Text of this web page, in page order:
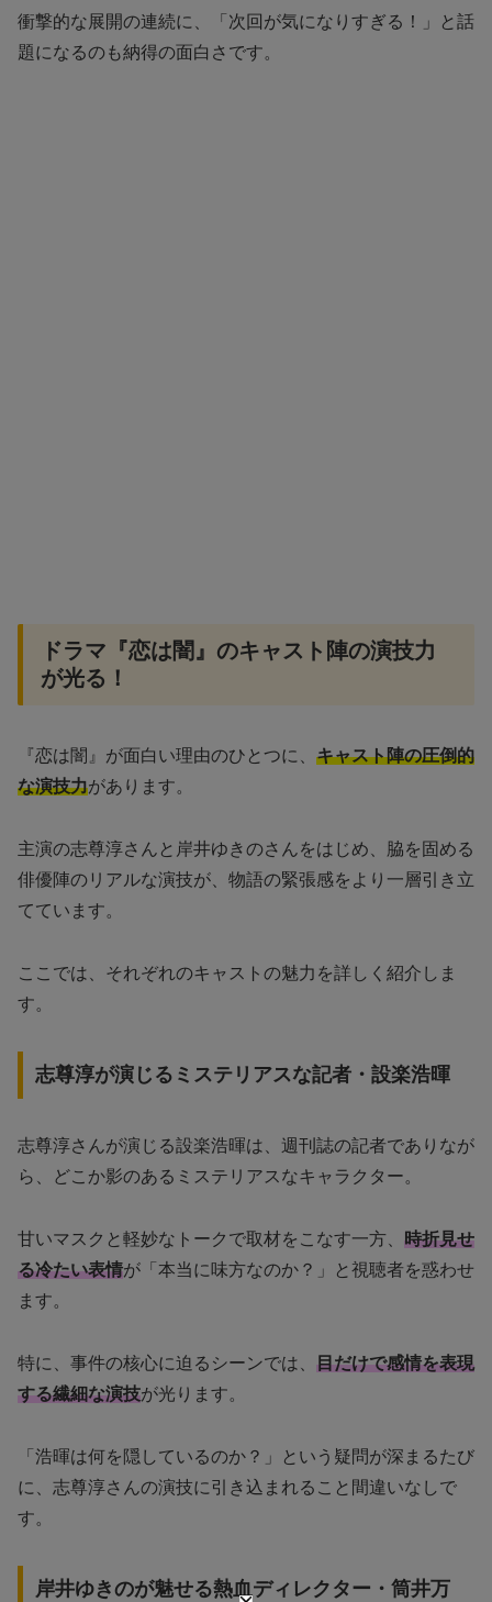
衝撃的な展開の連続に、「次回が気になりすぎる！」と話
題になるのも納得の面白さです。
ドラマ『恋は闇』のキャスト陣の演技力
が光る！
『恋は闇』が面白い理由のひとつに、 キャスト陣の圧倒的
な演技力があります。
主演の志尊淳さんと岸井ゆきのさんをはじめ、脇を固める
俳優陣のリアルな演技が、物語の緊張感をより一層引き立
てています。
ここでは、それぞれのキャストの魅力を詳しく紹介しま
す。
志尊淳が演じるミステリアスな記者・設楽浩暉
志尊淳さんが演じる設楽浩暉は、週刊誌の記者でありなが
ら、どこか影のあるミステリアスなキャラクター。
甘いマスクと軽妙なトークで取材をこなす一方、 時折見せ
る冷たい表情が「本当に味方なのか？」と視聴者を惑わせ
ます。
特に、事件の核心に迫るシーンでは、 目だけで感情を表現
する繊細な演技が光ります。
「浩暉は何を隠しているのか？」という疑問が深まるたび
に、志尊淳さんの演技に引き込まれること間違いなしで
す。
岸井ゆきのが魅せる熱血ディレクター・筒井万